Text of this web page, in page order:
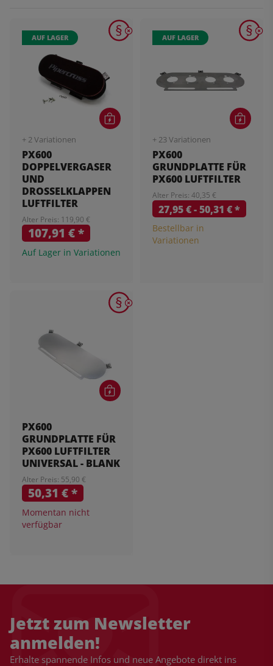
AUF LAGER
+ 2 Variationen
PX600
DOPPELVERGASER
UND
DROSSELKLAPPEN
LUFTFILTER
Alter Preis: 119,90 €
107,91 €*
Auf Lager in Variationen
AUF LAGER
+ 23 Variationen
PX600
GRUNDPLATTE FÜR
PX600 LUFTFILTER
Alter Preis: 40,35 €
27,95 € -50,31 €*
Bestellbar in
Variationen
PX600
GRUNDPLATTE FÜR
PX600 LUFTFILTER
UNIVERSAL - BLANK
Alter Preis: 55,90 €
50,31 €*
Momentan nicht
verfügbar
Jetzt zum Newsletter
anmelden!
Erhalte spannende Infos und neue Angebote direkt ins